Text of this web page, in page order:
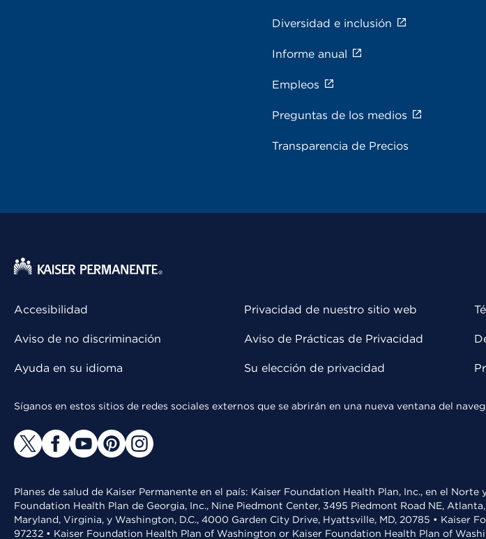
Diversidad e inclusión
Informe anual
Empleos
Preguntas de los medios
Transparencia de Precios
Accesibilidad
Aviso de no discriminación
Ayuda en su idioma
Privacidad de nuestro sitio web
Aviso de Prácticas de Privacidad
Su elección de privacidad
Síganos en estos sitios de redes sociales externos que se abrirán en una nueva ventana del
Planes de salud de Kaiser Permanente en el país: Kaiser Foundation Health Plan, Inc., en el
Foundation Health Plan de Georgia, Inc., Nine Piedmont Center, 3495 Piedmont Road NE,
Maryland, Virginia, y Washington, D.C., 4000 Garden City Drive, Hyattsville, MD, 20785 • Kaiser
97232 • Kaiser Foundation Health Plan of Washington or Kaiser Foundation Health Plan of